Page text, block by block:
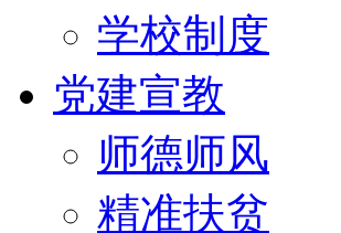
学校制度
党建宣教
师德师风
精准扶贫